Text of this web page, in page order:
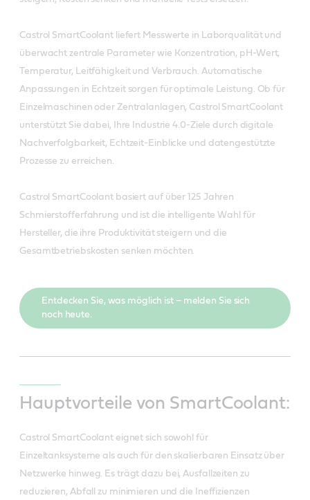
Castrol SmartCoolant liefert Messwerte in Laborqualität und
überwacht zentrale Parameter wie Konzentration, pH-Wert,
Temperatur, Leitfähigkeit und Verbrauch. Automatische
Anpassungen in Echtzeit sorgen für optimale Leistung. Ob für
Einzelmaschinen oder Zentralanlagen, Castrol SmartCoolant
unterstützt Sie dabei, Ihre Industrie 4.0-Ziele durch digitale
Nachverfolgbarkeit, Echtzeit-Einblicke und datengestützte
Prozesse zu erreichen.
Castrol SmartCoolant basiert auf über 125 Jahren
Schmierstofferfahrung und ist die intelligente Wahl für
Hersteller, die ihre Produktivität steigern und die
Gesamtbetriebskosten senken möchten.
Entdecken Sie, was möglich ist – melden Sie sich
noch heute.
Hauptvorteile von SmartCoolant:
Castrol SmartCoolant eignet sich sowohl für
Einzeltanksysteme als auch für den skalierbaren Einsatz über
Netzwerke hinweg. Es trägt dazu bei, Ausfallzeiten zu
reduzieren, Abfall zu minimieren und die Ineffizienzen